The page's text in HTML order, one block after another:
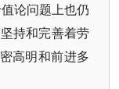
论问题上也仍
持和完善着劳
高明和前进多